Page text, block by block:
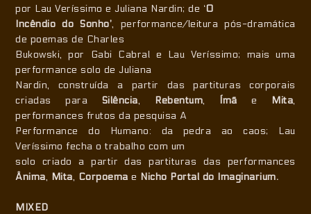
por Lau Veríssimo e Juliana Nardin; de ‘O
Incêndio do Sonho’, performance/leitura pós-dramática
de poemas de Charles
Bukowski, por Gabi Cabral e Lau Veríssimo; mais uma
performance solo de Juliana
Nardin, construída a partir das partituras corporais
criadas para Silência, Rebentum, Ímã e Mita,
performances frutos da pesquisa A
Performance do Humano: da pedra ao caos; Lau
Veríssimo fecha o trabalho com um
solo criado a partir das partituras das performances
Ânima, Mita, Corpoema e Nicho Portal do Imaginarium.
MIXED